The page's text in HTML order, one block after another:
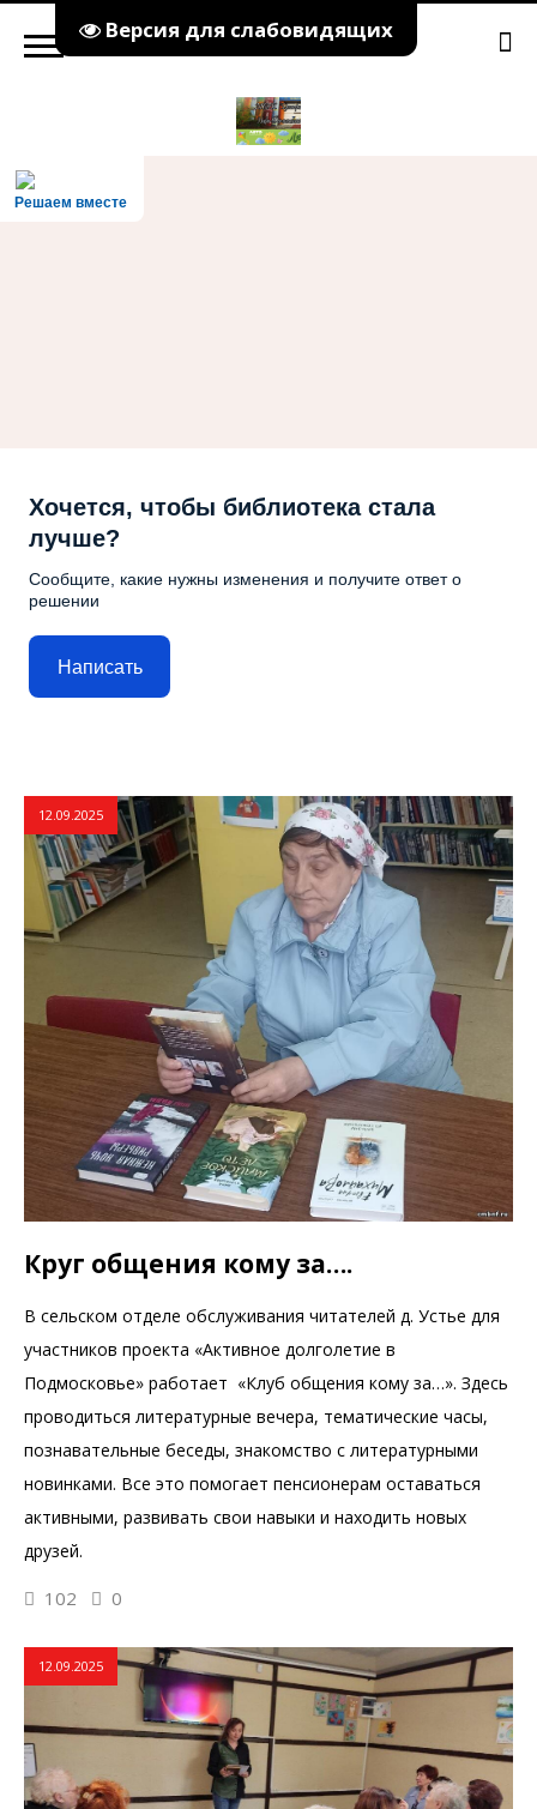
Версия для слабовидящих
Решаем вместе
Хочется, чтобы библиотека стала
лучше?
Сообщите, какие нужны изменения и получите ответ о
решении
Написать
12.09.2025
Круг общения кому за….
В сельском отделе обслуживания читателей д. Устье для
участников проекта «Активное долголетие в
Подмосковье» работает «Клуб общения кому за…». Здесь
проводиться литературные вечера, тематические часы,
познавательные беседы, знакомство с литературными
новинками. Все это помогает пенсионерам оставаться
активными, развивать свои навыки и находить новых
друзей.
102 0
12.09.2025